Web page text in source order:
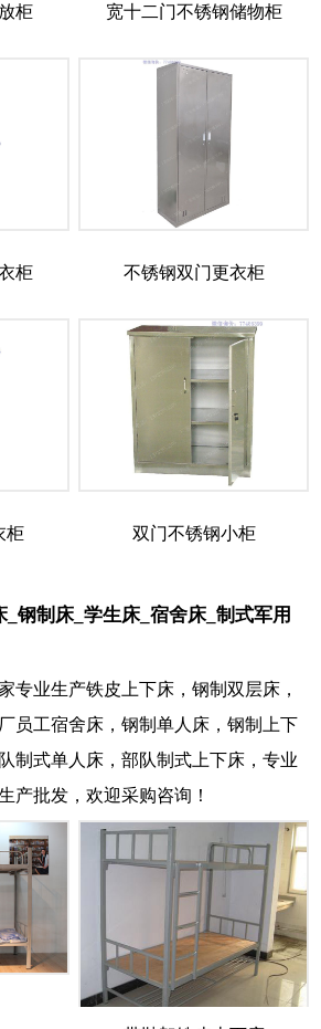
柜 宽十二门不锈钢储物柜
柜 不锈钢双门更衣柜
柜 双门不锈钢小柜
钢制床_学生床_宿舍床_制式军用
专业生产铁皮上下床，钢制双层床，
员工宿舍床，钢制单人床，钢制上下
制式单人床，部队制式上下床，专业
产批发，欢迎采购咨询！